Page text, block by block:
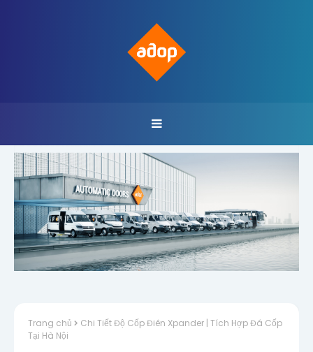
Trang chủ
Chi Tiết Độ Cốp Điên Xpander | Tích Hợp Đá Cốp
Tại Hà Nội